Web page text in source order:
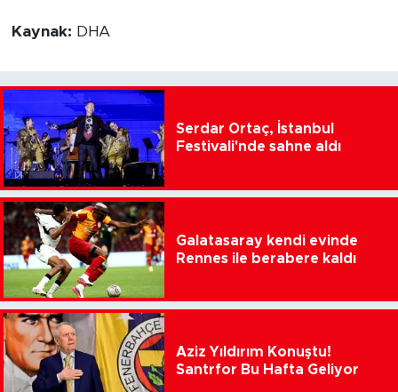
Kaynak: DHA
Serdar Ortaç, İstanbul
Festivali'nde sahne aldı
Galatasaray kendi evinde
Rennes ile berabere kaldı
Aziz Yıldırım Konuştu!
Santrfor Bu Hafta Geliyor